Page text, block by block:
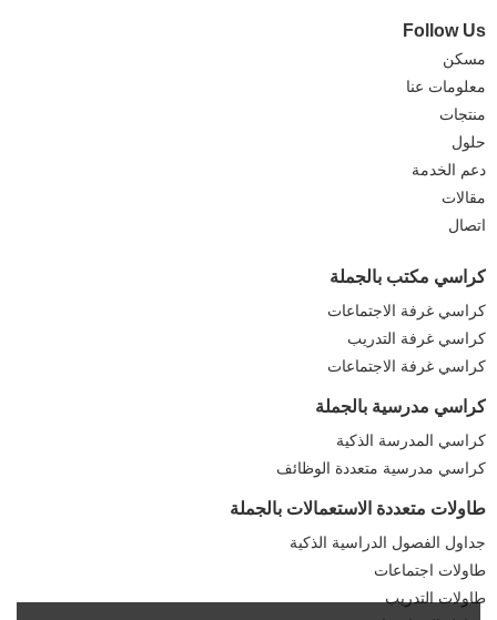
Follow Us
مسكن
معلومات عنا
منتجات
حلول
دعم الخدمة
مقالات
اتصال
كراسي مكتب بالجملة
كراسي غرفة الاجتماعات
كراسي غرفة التدريب
كراسي غرفة الاجتماعات
كراسي مدرسية بالجملة
كراسي المدرسة الذكية
كراسي مدرسية متعددة الوظائف
طاولات متعددة الاستعمالات بالجملة
جداول الفصول الدراسية الذكية
طاولات اجتماعات
طاولات التدريب